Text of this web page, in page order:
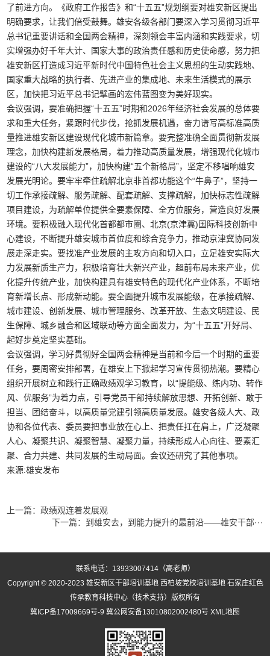
了前进方向。《政府工作报告》和“十五五”规划纲要对雄安新区提出
明确要求，让我们倍受鼓舞。雄安各级各部门要深入学习贯彻习近平
总书记重要讲话和全国两会精神，深刻领会丰富内涵和实践要求，切
实增强办好千年大计、国家大事的政治责任感和历史使命感，努力把
雄安新区打造成习近平新时代中国特色社会主义思想的生动实践地、
国家重大战略的执行者、先进产业的集成地、未来生活模式的展示
区，加快把习近平总书记擘画的宏伟蓝图变为美好现实。
会议强调，要准确把握“十五五”时期和2026年经济社会发展的总体要
求和重大任务，紧跟时代步伐，抢抓发展机遇，奋力谱写高标准高质
量推进雄安新区建设现代化城市新篇章。要完整准确全面贯彻新发展
理念，加快构建新发展格局，着力推动高质量发展，增强现代化城市
建设的“八大发展能力”，加快构建“五个新格局”，坚定不移唱响雄安
发展光明论。要牢牢牵住疏解北京非首都功能这个“牛鼻子”，坚持一
切工作承接疏解、服务疏解、配套疏解、支撑疏解，加快标志性疏解
项目建设，为疏解单位提供全要素保障、全方位服务，营造良好发展
环境。要积极融入现代化首都都市圈、北京(京津冀)国际科技创新中
心建设，不断提升雄安城市首位度和综合竞争力，推动京津冀协同发
展走深走实。要找准产业发展的主攻方向和切入口，立足雄安实际大
力发展新质生产力，积极培育壮大新兴产业，超前布局未来产业，优
化提升传统产业，加快构建具有雄安特色的现代化产业体系，不断培
育新增长点、形成新动能。要全面提升城市发展能级，在承接疏解、
城市建设、创新发展、城市管理服务、改革开放、生态文明建设、民
生保障、城乡融合和区域联动等方面全面发力，为“十五五”开好局、
起好步奠定坚实基础。
会议强调，学习好贯彻好全国两会精神是当前和今后一个时期的重要
任务，要周密安排部署，在雄安上下掀起学习宣传贯彻热潮。要精心
组织开展树立和践行正确政绩观学习教育，以“提能级、练内功、转作
风、优服务”为着力点，引导党员干部持续解放思想、开拓创新、敢于
担当、团结奋斗，以高质量党建引领高质量发展。雄安各级人大、政
协和各位代表、委员要把事业放在心上、把责任扛在肩上，广泛凝聚
人心、凝聚共识、凝聚智慧、凝聚力量，持续形成人心向往、要素汇
聚、合力共建、共同发展的生动局面。会议还研究了其他事项。
来源:雄安发布
上一篇：政绩观连着发展观
下一篇： 到雄安去，到能力提升的最前沿——雄安干部···
联系电话：13933007414（高老师）
Copyright © 2020-2023 雄安新区干部培训基地 西柏坡党校培训基地石家庄红色
传承教育科技中心（技术支持）版权所有
冀ICP备17009669号-9 冀公网安备13010802002480号 XML地图